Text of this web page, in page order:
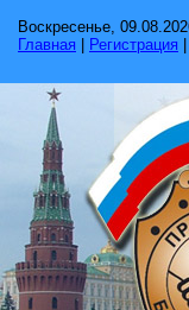
Воскресенье,
Главная
Регистрация